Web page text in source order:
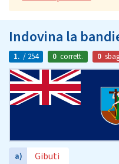
Indovina la
1. / 254 0 corrett. 0
a) Gibuti